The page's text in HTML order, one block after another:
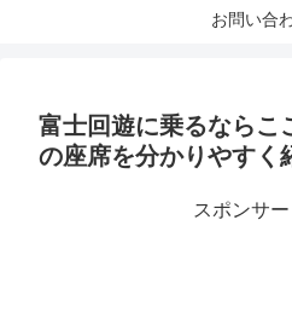
お問い合
富士回遊に乗るならこ
の座席を分かりやすく
スポンサ